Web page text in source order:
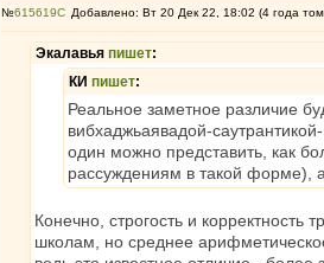
№615619 Добавлено: Вт 20 Дек 22, 18:02 (4 года
Экалавья пишет:
КИ пишет:
Реальное заметное различие
вибхаджьаявадой-
один можно представить, как
рассуждениям в такой форме),
Конечно, строгость и корректность
школам, но среднее